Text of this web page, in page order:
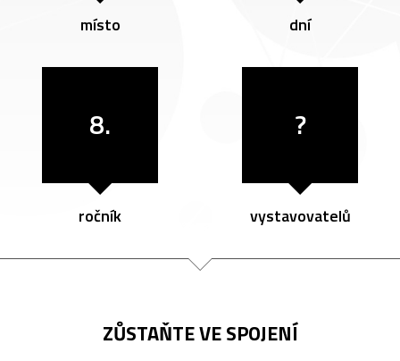
místo dní
8.
ročník
?
vystavovatelů
ZŮSTAŇTE VE SPOJENÍ